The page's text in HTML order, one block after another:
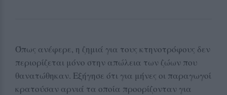
Όπως ανέφερε, η ζημιά για τους κτηνοτρόφους δεν
περιορίζεται μόνο στην απώλεια των ζώων που
θανατώθηκαν. Εξήγησε ότι για μήνες οι παραγωγοί
κρατούσαν αρνιά τα οποία προορίζονταν για